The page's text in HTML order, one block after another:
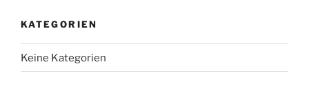
KATEGORIEN
Keine Kategorien